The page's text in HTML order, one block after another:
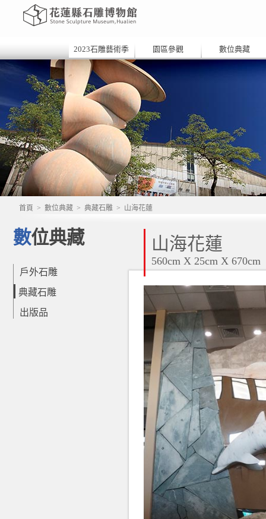
2023石雕藝術季 園區參觀 數位典藏
首頁 > 數位典藏 > 典藏石雕 > 山海花蓮
數位典藏
戶外石雕
典藏石雕
出版品
山海花蓮
560cm X 25cm X 670cm